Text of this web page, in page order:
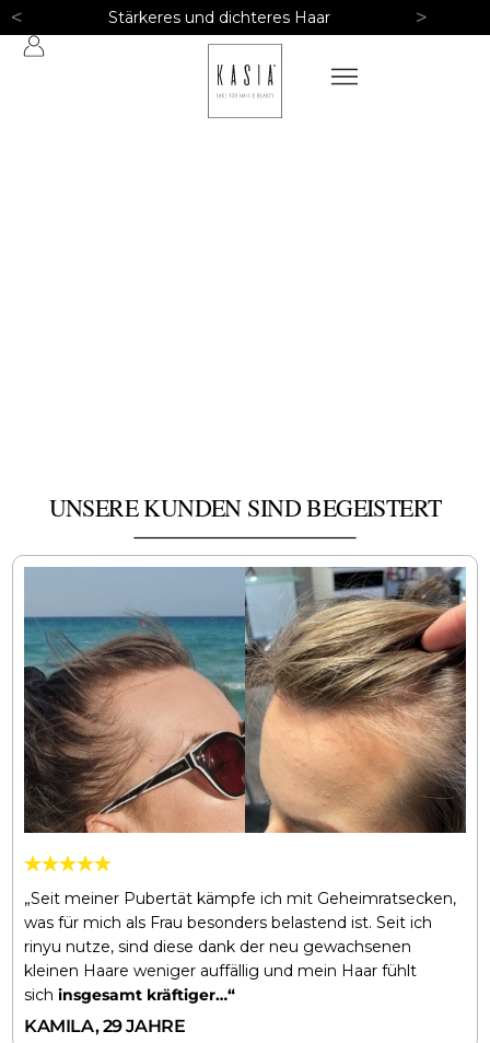
< Stärkeres und dichteres Haar >
UNSERE KUNDEN SIND BEGEISTERT
„Seit meiner Pubertät kämpfe ich mit Geheimratsecken,
was für mich als Frau besonders belastend ist. Seit ich
rinyu nutze, sind diese dank der neu gewachsenen
kleinen Haare weniger auffällig und mein Haar fühlt
sichinsgesamt kräftiger…“
KAMILA, 29 JAHRE